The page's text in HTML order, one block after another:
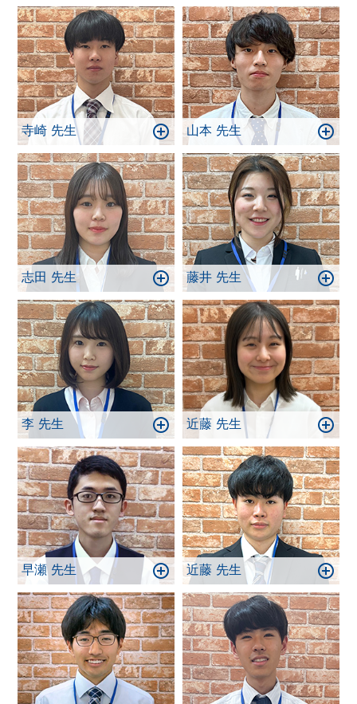
寺崎 先生 山本 先生
志田 先生 藤井 先生
李 先生 近藤 先生
早瀬 先生 近藤 先生